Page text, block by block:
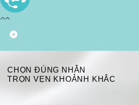
CHỌN ĐÚNG NHẪN
TRỌN VẸN KHOẢNH KHẮC